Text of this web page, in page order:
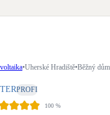
Solární termický systém
přípravu teplé vody i přitápění
Klimatizace
•Uherské Hradiště•Běžný dům
PROFI
100 %